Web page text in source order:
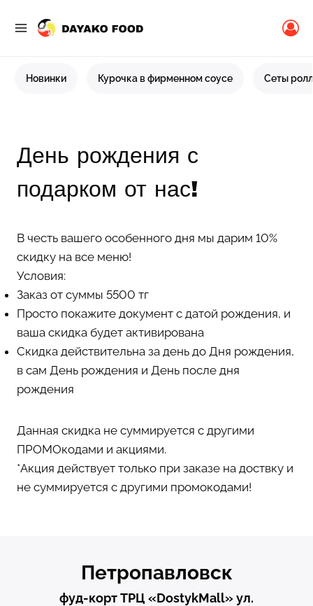
Новинки Курочка в фирменном соусе Сеты
День рождения с
подарком от нас!
В честь вашего особенного дня мы дарим 10%
скидку на все меню!
Условия:
Заказ от суммы 5500 тг
Просто покажите документ с датой рождения, и
ваша скидка будет активирована
Скидка действительна за день до Дня рождения,
в сам День рождения и День после дня
рождения
Данная скидка не суммируется с другими
ПРОМОкодами и акциями.
*Акция действует только при заказе на доствку и
не суммируется с другими промокодами!
Петропавловск
фуд-корт ТРЦ «DostykMаll» ул.